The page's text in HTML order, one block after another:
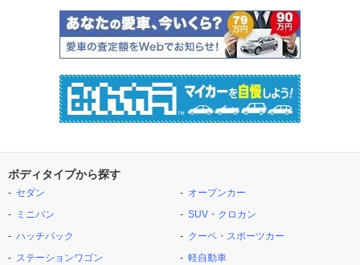
ボディタイプから探す
セダン
ミニバン
ハッチバック
ステーションワゴン
オープンカー
SUV・クロカン
クーペ・スポーツカー
軽自動車